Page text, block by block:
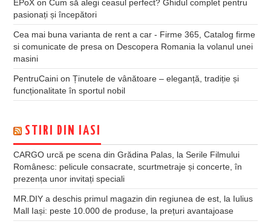
EPoX onCum să alegi ceasul perfect? Ghidul complet pentru
pasionați și începători
Cea mai buna varianta de rent a car - Firme 365, Catalog firme
si comunicate de presa on Descopera Romania la volanul unei
masini
PentruCaini onȚinutele de vânătoare – eleganță, tradiție și
funcționalitate în sportul nobil
STIRI DIN IASI
CARGO urcă pe scena din Grădina Palas, la Serile Filmului
Românesc: pelicule consacrate, scurtmetraje și concerte, în
prezența unor invitați speciali
MR.DIY a deschis primul magazin din regiunea de est, la Iulius
Mall Iași: peste 10.000 de produse, la prețuri avantajoase